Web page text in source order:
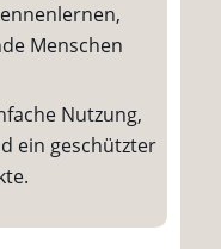
Menschen
Nutzung,
ein geschützter